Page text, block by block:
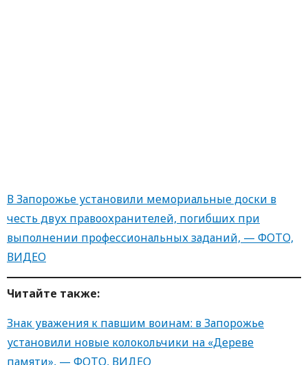
В Запорожье установили мемориальные доски в
честь двух правоохранителей, погибших при
выполнении профессиональных заданий, — ФОТО,
ВИДЕО
Читайте также:
Знак уважения к павшим воинам: в Запорожье
установили новые колокольчики на «Дереве
памяти», — ФОТО, ВИДЕО